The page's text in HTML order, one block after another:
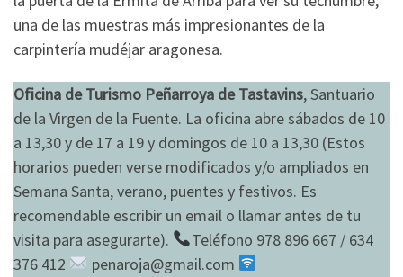
una de las muestras más impresionantes de la
carpintería mudéjar aragonesa.
Oficina de Turismo Peñarroya de Tastavins, Santuario
de la Virgen de la Fuente. La oficina abre sábados de 10
a 13,30 y de 17 a 19 y domingos de 10 a 13,30 (Estos
horarios pueden verse modificados y/o ampliados en
Semana Santa, verano, puentes y festivos. Es
recomendable escribir un email o llamar antes de tu
visita para asegurarte).
Teléfono 978 896 667 / 634
376 412
penaroja@gmail.com